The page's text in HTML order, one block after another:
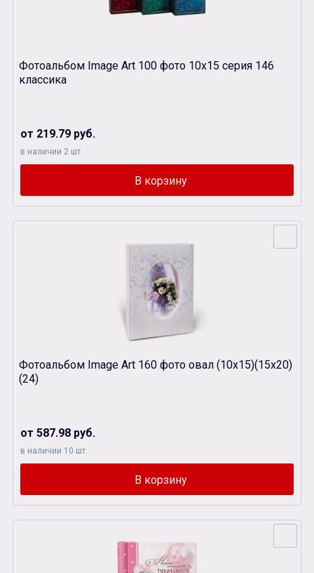
Фотоальбом Image Art 100 фото 10х15 серия 146
классика
от 219.79 руб.
в наличии 2 шт.
Фотоальбом Image Art 160 фото овал (10х15)(15х20)
(24)
от 587.98 руб.
в наличии 10 шт.